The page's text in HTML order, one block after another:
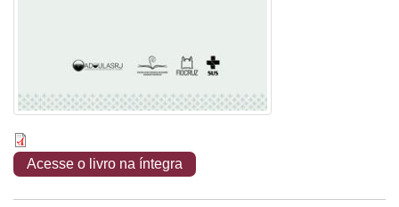
Acesse o livro na íntegra